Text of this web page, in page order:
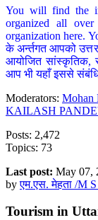
You will find the
organized all
organization here.
के अर्न्तगत आपको
आयोजित सांस्कृतिक,
आप भी यहाँ इससे
Moderators: Mohan
KAILASH
Posts: 2,472
Topics: 73
Last post: May 07,
byएम.एस. मेहता /M
Tourism in